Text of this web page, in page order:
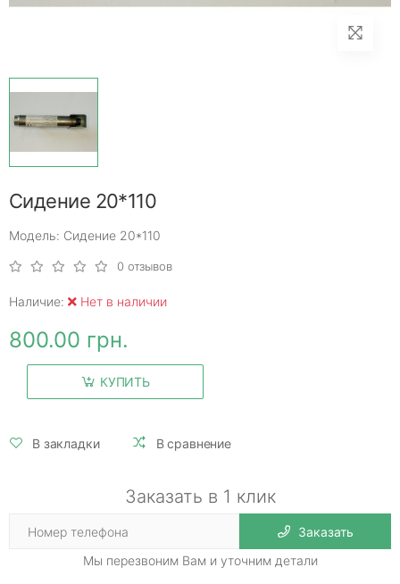
Сидение 20*110
Модель: Сидение 20*110
0 отзывов
Наличие: Нет в наличии
800.00 грн.
КУПИТЬ
В закладки В сравнение
Заказать в 1 клик
Заказать
Мы перезвоним Вам и уточним детали